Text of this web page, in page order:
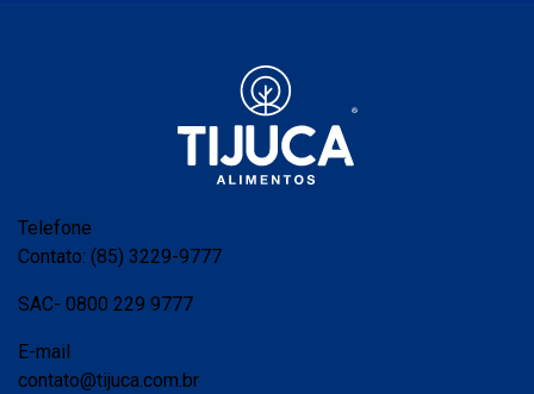
Telefone
Contato: (85) 3229-9777
SAC- 0800 229 9777
E-mail
contato@tijuca.com.br